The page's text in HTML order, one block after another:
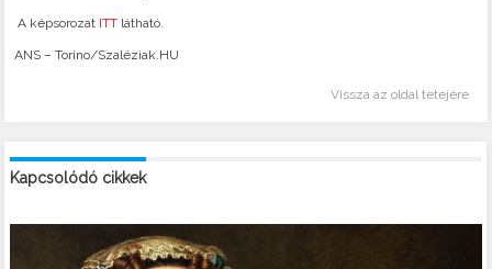
A képsorozat ITT látható.
ANS – Torino/Szaléziak.HU
Vissza az oldal tetejére
Kapcsolódó cikkek